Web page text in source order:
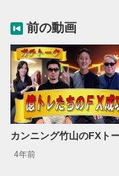
前の動画
4年前